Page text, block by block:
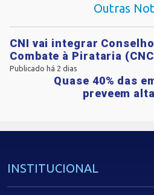
Outras
CNI vai integrar
Combate à Pirataria
Publicado há 2 dias
Quase 40% das
preveem
INSTITUCIONAL